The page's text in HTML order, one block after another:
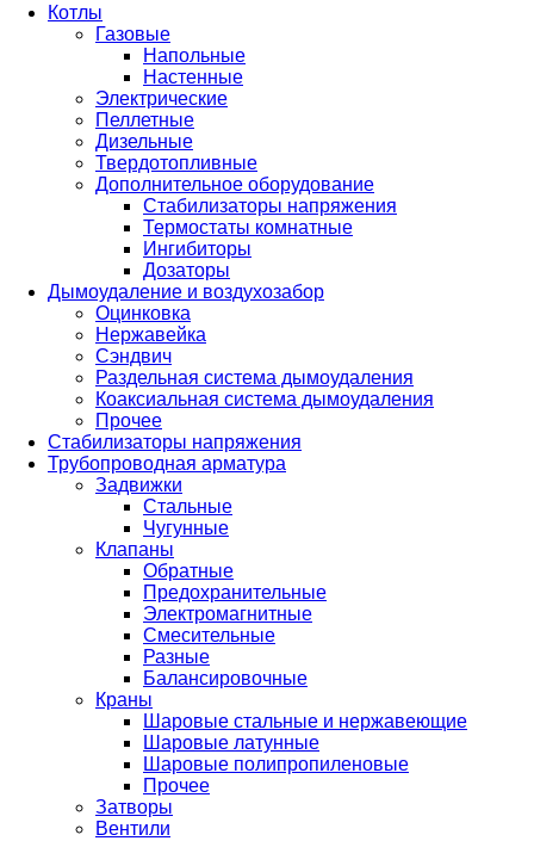
Котлы
Газовые
Напольные
Настенные
Электрические
Пеллетные
Дизельные
Твердотопливные
Дополнительное оборудование
Стабилизаторы напряжения
Термостаты комнатные
Ингибиторы
Дозаторы
Дымоудаление и воздухозабор
Оцинковка
Нержавейка
Сэндвич
Раздельная система дымоудаления
Коаксиальная система дымоудаления
Прочее
Стабилизаторы напряжения
Трубопроводная арматура
Задвижки
Стальные
Чугунные
Клапаны
Обратные
Предохранительные
Электромагнитные
Смесительные
Разные
Балансировочные
Краны
Шаровые стальные и нержавеющие
Шаровые латунные
Шаровые полипропиленовые
Прочее
Затворы
Вентили